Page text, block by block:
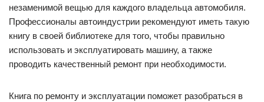
незаменимой вещью для каждого владельца автомобиля.
Профессионалы автоиндустрии рекомендуют иметь такую
книгу в своей библиотеке для того, чтобы правильно
использовать и эксплуатировать машину, а также
проводить качественный ремонт при необходимости.
Книга по ремонту и эксплуатации поможет разобраться в